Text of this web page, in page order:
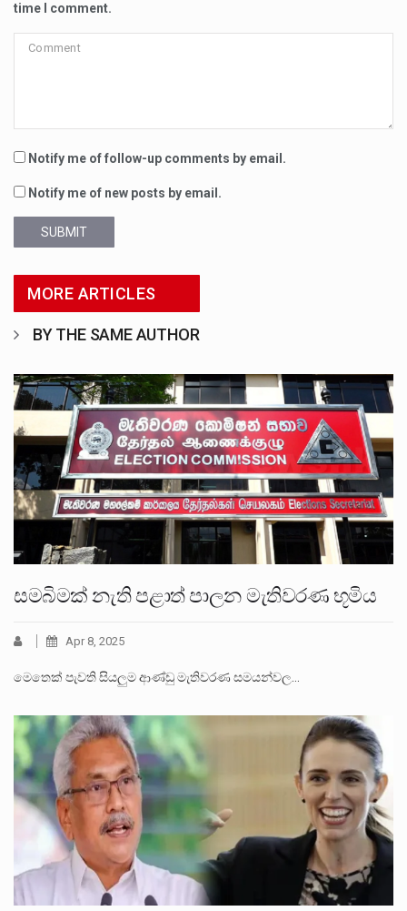
time I comment.
Notify me of follow-up comments by email.
Notify me of new posts by email.
SUBMIT
MORE ARTICLES
BY THE SAME AUTHOR
සමබිමක් නැති පළාත් පාලන මැතිවරණ භූමිය
Apr 8, 2025
මෙතෙක් පැවති සියලුම ආණ්ඩු මැතිවරණ සමයන්වල…